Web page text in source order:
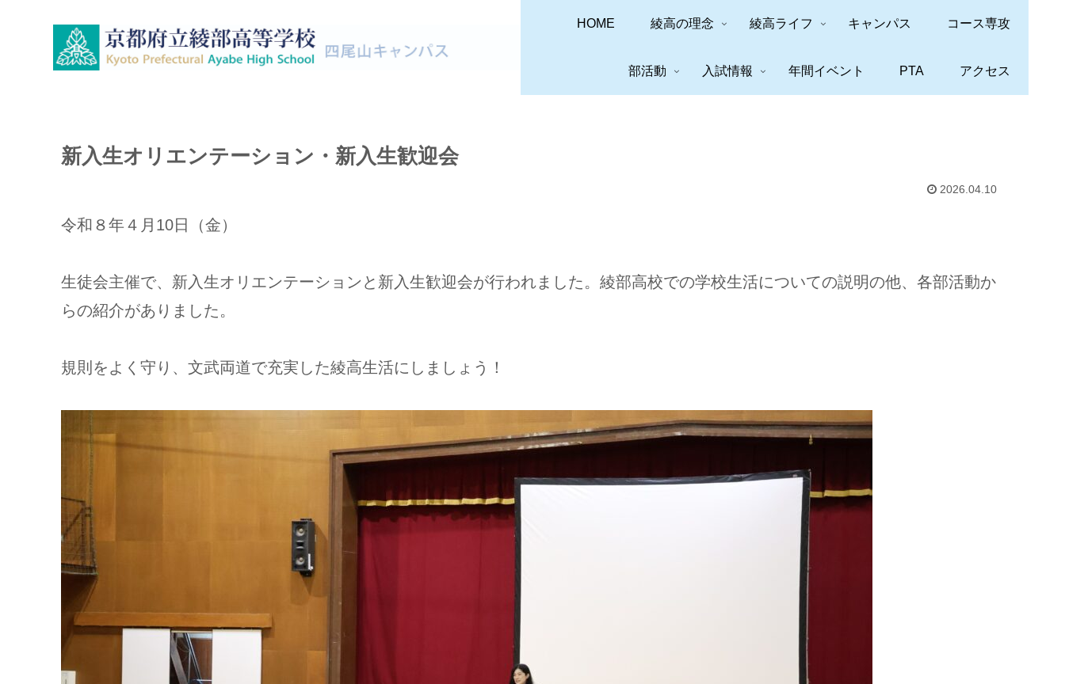
HOME 綾高の理念 綾高ライフ キャンパス コース専攻
部活動 入試情報 年間イベント PTA アクセス
新入生オリエンテーション・新入生歓迎会
2026.04.10
令和８年４月10日（金）
生徒会主催で、新入生オリエンテーションと新入生歓迎会が行われました。綾部高校での学校生活についての説明の他、各部活動か
らの紹介がありました。
規則をよく守り、文武両道で充実した綾高生活にしましょう！